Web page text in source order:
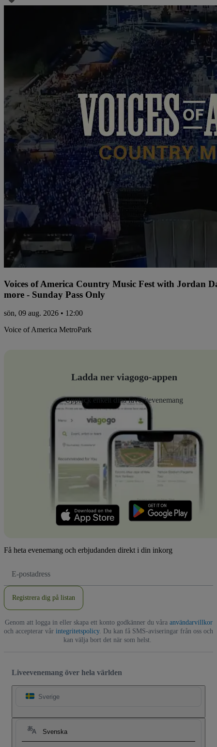
Voices of America Country Music Fest with Jordan
more - Sunday Pass Only
sön, 09 aug. 2026 • 12:00
Voice of America MetroPark
Ladda ner viagogo-appen
Upptäck enkelt dina favoritevenemang
Få heta evenemang och erbjudanden direkt i din inkorg
postadress
Registrera dig på listan
Genom att logga in eller skapa ett konto godkänner du våra användarvillkor
och accepterar vår integritetspolicy. Du kan få SMS-aviseringar från oss och
kan välja bort det när som helst.
Liveevenemang över hela världen
Sverige
Svenska